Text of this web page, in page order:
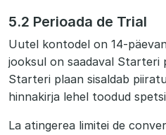
5.2 Perioada de Trial
Uutel kontodel on 14-
jooksul on saadaval Starteri
Starteri plaan sisaldab
hinnakirja lehel toodud
La atingerea limitei de